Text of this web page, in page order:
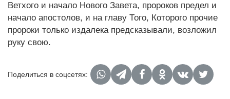
Ветхого и начало Нового Завета, пророков предел и
начало апостолов, и на главу Того, Которого прочие
пророки только издалека предсказывали, возложил
руку свою.
Поделиться в соцсетях: